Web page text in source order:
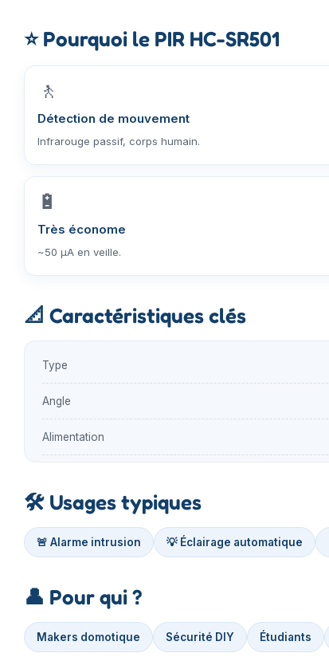
⭐Pourquoi le PIR HC-SR501
🚶
Détection de mouvement
Infrarouge passif, corps humain.
🔋
Très économe
~50 µA en veille.
📐 Caractéristiques clés
Type
Angle
Alimentation
🛠️ Usages typiques
🚨 Alarme intrusion 💡 Éclairage automatique
👤 Pour qui ?
Makers domotique Sécurité DIY Étudiants